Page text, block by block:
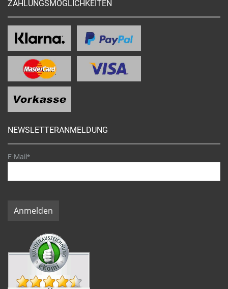
ZAHLUNGSMÖGLICHKEITEN
NEWSLETTERANMELDUNG
E-Mail*
Anmelden